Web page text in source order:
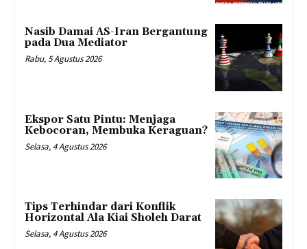
Nasib Damai AS-Iran Bergantung
pada Dua Mediator
Rabu, 5 Agustus 2026
Ekspor Satu Pintu: Menjaga
Kebocoran, Membuka Keraguan?
Selasa, 4 Agustus 2026
Tips Terhindar dari Konflik
Horizontal Ala Kiai Sholeh Darat
Selasa, 4 Agustus 2026